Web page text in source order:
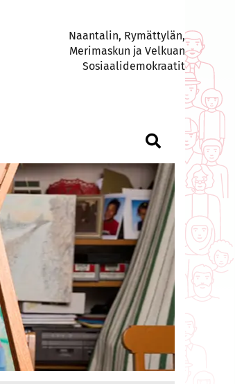
Naantalin, Rymättylän,
Merimaskun ja Velkuan
Sosiaalidemokraatit